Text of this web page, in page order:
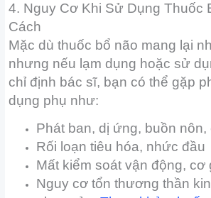
4. Nguy Cơ Khi Sử Dụng Thuốc
Cách
Mặc dù thuốc bổ não mang lại
nhưng nếu lạm dụng hoặc sử
chỉ định bác sĩ, bạn có thể gặp
dụng phụ như:
Phát ban, dị ứng, buồn nôn,
Rối loạn tiêu hóa, nhức đầu
Mất kiểm soát vận động, cơ
Nguy cơ tổn thương thần